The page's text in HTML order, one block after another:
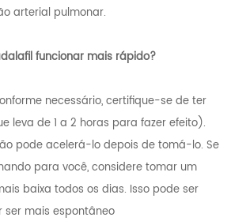
arterial pulmonar.
funcionar mais rápido?
necessário, certifique-se de ter
leva de 1 a 2 horas para fazer efeito).
pode acelerá-lo depois de tomá-lo. Se
para você, considere tomar um
baixa todos os dias. Isso pode ser
ser mais espontâneo